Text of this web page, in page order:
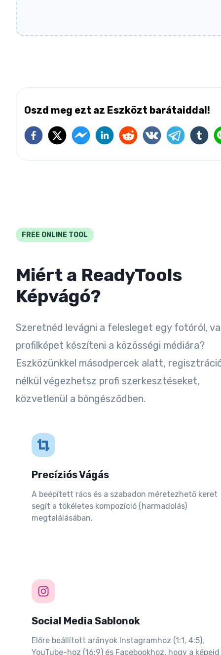
Oszd meg ezt az Eszközt barátaiddal!
FREE ONLINE TOOL
Miért a ReadyTools
Képvágó?
Szeretnéd levágni a felesleget egy fotóról,
profilképet készíteni a közösségi médiára?
Eszközünkkel másodpercek alatt,
nélkül végezhetsz profi szerkesztéseket,
közvetlenül a böngésződben.
Precíziós Vágás
A beépített rács és a szabadon méretezhető keret
segít a tökéletes kompozíció (harmadolás)
megtalálásában.
Social Media Sablonok
Előre beállított arányok Instagramhoz (1:1, 4:5),
YouTube-hoz (16:9) és Facebookhoz, hogy a képeid